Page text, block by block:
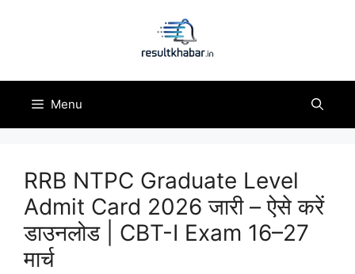
Menu
RRB NTPC Graduate Level
Admit Card 2026 जारी – ऐसे करें
डाउनलोड | CBT-I Exam 16–27
मार्च